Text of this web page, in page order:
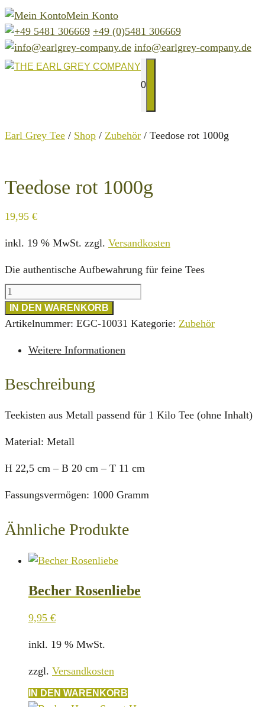
Zum
Inhalt
springen
Mein Konto
+49 (0)5481 306669
info@earlgrey-company.de
0
MENÜ
Earl Grey Tee / Shop / Zubehör / Teedose rot 1000g
Teedose rot 1000g
19,95 €
inkl. 19 % MwSt. zzgl. Versandkosten
Die authentische Aufbewahrung für feine Tees
Teedose
rot
1000g
IN DEN WARENKORB
Artikelnummer: EGC-10031 Kategorie: Zubehör
Weitere Informationen
Beschreibung
Teekisten aus Metall passend für 1 Kilo Tee (ohne Inhalt)
Material: Metall
H 22,5 cm – B 20 cm – T 11 cm
Fassungsvermögen: 1000 Gramm
Ähnliche Produkte
Becher Rosenliebe
9,95 €
inkl. 19 % MwSt.
zzgl. Versandkosten
IN DEN WARENKORB